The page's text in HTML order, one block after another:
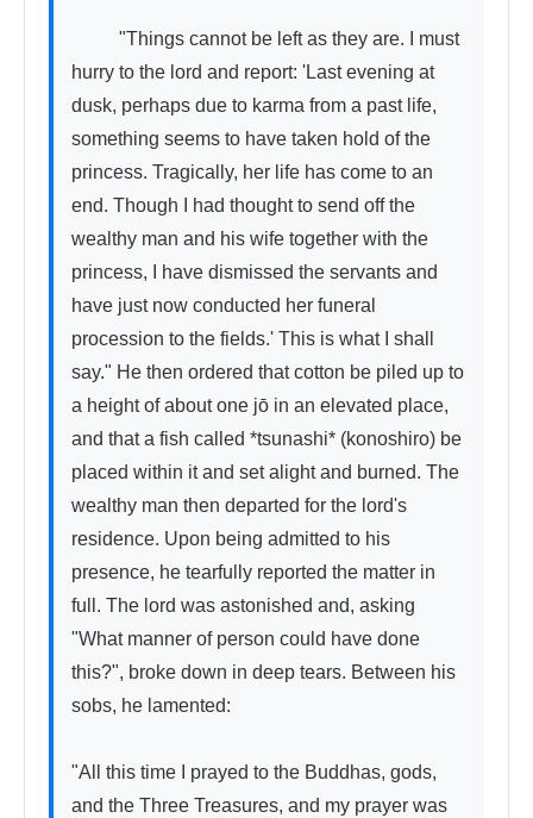
hurry to the lord and report: 'Last evening at
dusk, perhaps due to karma from a past life,
something seems to have taken hold of the
princess. Tragically, her life has come to an
end. Though I had thought to send off the
wealthy man and his wife together with the
princess, I have dismissed the servants and
have just now conducted her funeral
procession to the fields.' This is what I shall
say." He then ordered that cotton be piled up to
a height of about one jō in an elevated place,
and that a fish called *tsunashi* (konoshiro) be
placed within it and set alight and burned. The
wealthy man then departed for the lord's
residence. Upon being admitted to his
presence, he tearfully reported the matter in
full. The lord was astonished and, asking
"What manner of person could have done
this?", broke down in deep tears. Between his
sobs, he lamented:
"All this time I prayed to the Buddhas, gods,
and the Three Treasures, and my prayer was